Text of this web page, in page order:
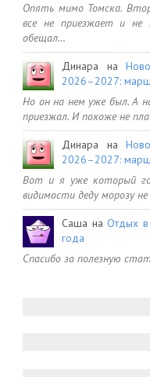
Опять мимо Томска.
все не приезжает и не
обещал…
Динара на
2026–2027:
Но он на нем уже был. А
приезжал. И похоже не
Динара на
2026–2027:
Вот и я уже который
видимости деду морозу
Саша наОтдых в
года
Спасибо за полезную